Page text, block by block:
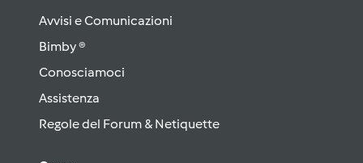
Avvisi e Comunicazioni
Bimby ®
Conosciamoci
Assistenza
Regole del Forum & Netiquette